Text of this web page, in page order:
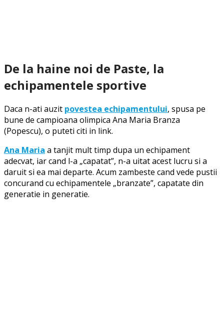
De la haine noi de Paste, la
echipamentele sportive
Daca n-ati auzit povestea echipamentului, spusa pe
bune de campioana olimpica Ana Maria Branza
(Popescu), o puteti citi in link.
Ana Maria a tanjit mult timp dupa un echipament
adecvat, iar cand l-a „capatat”, n-a uitat acest lucru si a
daruit si ea mai departe. Acum zambeste cand vede pustii
concurand cu echipamentele „branzate”, capatate din
generatie in generatie.